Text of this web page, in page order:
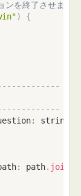
を終了させます
)
{
: string
: path. join